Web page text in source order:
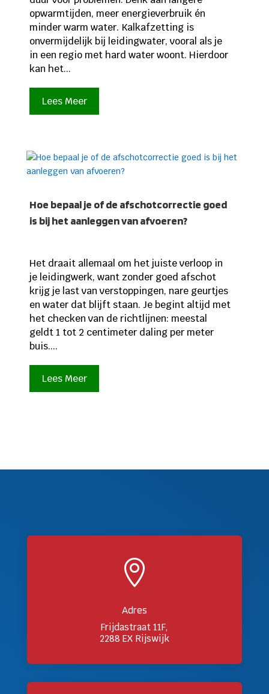
opwarmtijden, meer energieverbruik én
minder warm water. Kalkafzetting is
onvermijdelijk bij leidingwater, vooral als je
in een regio met hard water woont. Hierdoor
kan het...
Lees Meer
Hoe bepaal je of de afschotcorrectie goed
is bij het aanleggen van afvoeren?
Het draait allemaal om het juiste verloop in
je leidingwerk, want zonder goed afschot
krijg je last van verstoppingen, nare geurtjes
en water dat blijft staan. Je begint altijd met
het checken van de richtlijnen: meestal
geldt 1 tot 2 centimeter daling per meter
buis....
Lees Meer

Adres
Frijdastraat 11F,
2288 EX Rijswijk